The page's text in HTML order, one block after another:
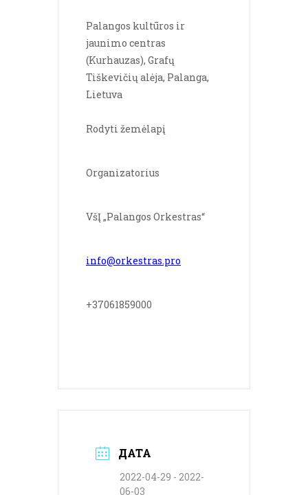
Palangos kultūros ir
jaunimo centras
(Kurhauzas), Grafų
Tiškevičių alėja, Palanga,
Lietuva
Rodyti žemėlapį
Organizatorius
VšĮ „Palangos Orkestras“
info@orkestras.pro
+37061859000
ДАТА
2022-04-29 - 2022-
06-03